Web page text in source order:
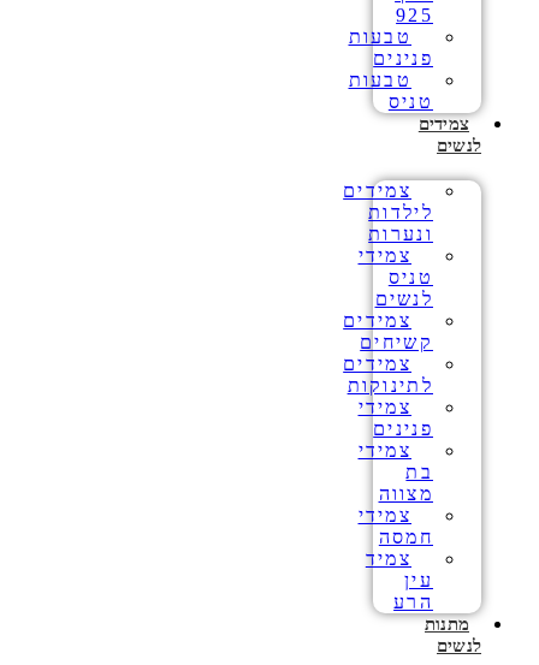
925
טבעות
פנינים
טבעות
טניס
צמידים
לנשים
צמידים
לילדות
ונערות
צמידי
טניס
לנשים
צמידים
קשיחים
צמידים
לתינוקות
צמידי
פנינים
צמידי
בת
מצווה
צמידי
חמסה
צמיד
עין
הרע
מתנות
לנשים